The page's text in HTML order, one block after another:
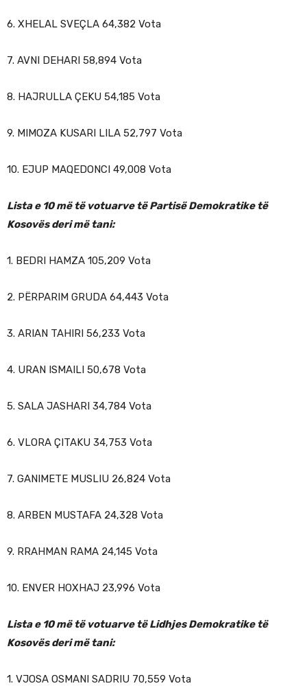
6. XHELAL SVEÇLA 64,382 Vota
7. AVNI DEHARI 58,894 Vota
8. HAJRULLA ÇEKU 54,185 Vota
9. MIMOZA KUSARI LILA 52,797 Vota
10. EJUP MAQEDONCI 49,008 Vota
Lista e 10 më të votuarve të Partisë Demokratike të
Kosovës deri më tani:
1. BEDRI HAMZA 105,209 Vota
2. PËRPARIM GRUDA 64,443 Vota
3. ARIAN TAHIRI 56,233 Vota
4. URAN ISMAILI 50,678 Vota
5. SALA JASHARI 34,784 Vota
6. VLORA ÇITAKU 34,753 Vota
7. GANIMETE MUSLIU 26,824 Vota
8. ARBEN MUSTAFA 24,328 Vota
9. RRAHMAN RAMA 24,145 Vota
10. ENVER HOXHAJ 23,996 Vota
Lista e 10 më të votuarve të Lidhjes Demokratike të
Kosovës deri më tani:
1. VJOSA OSMANI SADRIU 70,559 Vota